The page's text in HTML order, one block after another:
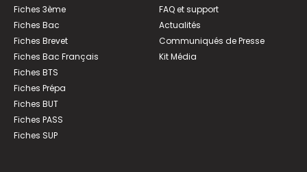
Fiches 3ème
Fiches Bac
Fiches Brevet
Fiches Bac Français
Fiches BTS
Fiches Prépa
Fiches BUT
Fiches PASS
Fiches SUP
FAQ et support
Actualités
Communiqués de Presse
Kit Média